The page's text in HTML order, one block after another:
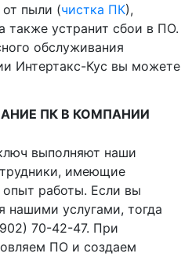
от пыли (чистка ПК),
также устранит сбои в ПО.
обслуживания
Интертакс-Кус вы можете
ПК В КОМПАНИИ
выполняют наши
имеющие
работы. Если вы
нашими услугами, тогда
70-42-47. При
ПО и создаем